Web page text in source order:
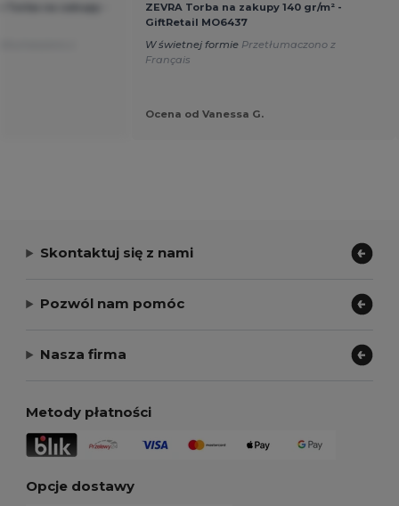
ZEVRA Torba na zakupy 140 gr/m² -
GiftRetail MO6437
W świetnej formie Przetłumaczono z
Français
Ocena od Vanessa G.
Skontaktuj się z nami
Pozwól nam pomóc
Nasza firma
Metody płatności
Opcje dostawy